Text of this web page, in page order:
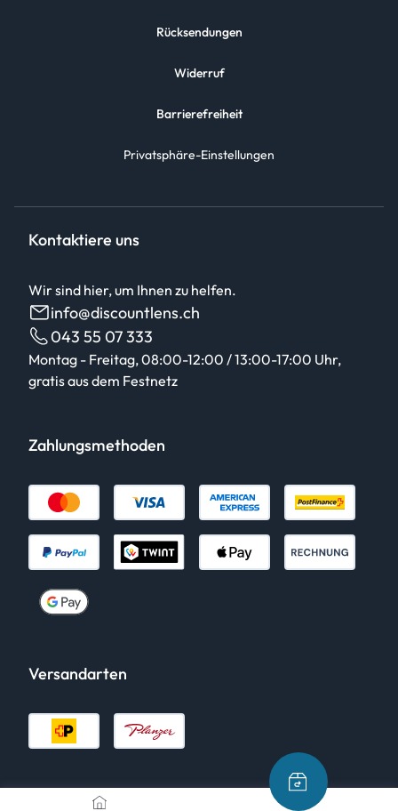
Rücksendungen
Widerruf
Barrierefreiheit
Privatsphäre-Einstellungen
Kontaktiere uns
Wir sind hier, um Ihnen zu helfen.
info@discountlens.ch
043 55 07 333
Montag - Freitag, 08:00-12:00 / 13:00-17:00 Uhr,
gratis aus dem Festnetz
Zahlungsmethoden
Versandarten